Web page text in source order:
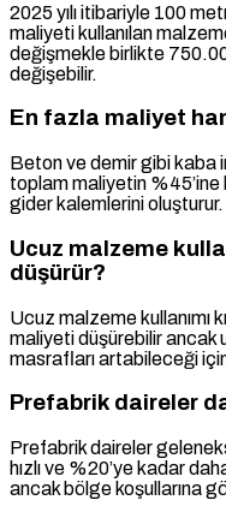
2025 yılı itibariyle 100
maliyeti kullanılan
değişmekle birlikte
değişebilir.
En fazla maliyet
Beton ve demir gibi kaba
toplam maliyetin %45’ine
gider kalemlerini oluşturur.
Ucuz malzeme
düşürür?
Ucuz malzeme kullanımı
maliyeti düşürebilir ancak
masrafları artabileceği
Prefabrik daireler
Prefabrik daireler
hızlı ve %20’ye kadar
ancak bölge koşullarına